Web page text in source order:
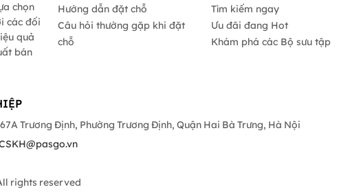
chọn
các đối
quả
bán
Hướng dẫn đặt chỗ
Câu hỏi thường gặp khi đặt
chỗ
Tìm kiếm ngay
Ưu đãi đang Hot
Khám phá các Bộ sưu tập
Trương Định, Phường Trương Định, Quận Hai Bà Trưng, Hà Nội
rights reserved